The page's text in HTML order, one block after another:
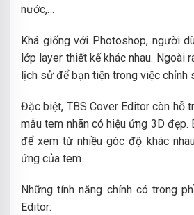
nước,…
Khá giống với Photoshop, người
lớp layer thiết kế khác nhau. Ngoài
lịch sử để bạn tiện trong việc chỉnh
Đặc biệt, TBS Cover Editor còn hỗ
mẫu tem nhãn có hiệu ứng 3D đẹp.
để xem từ nhiều góc độ khác
ứng của tem.
Những tính năng chính có trong
Editor: